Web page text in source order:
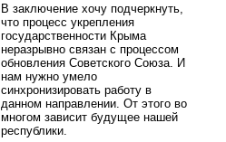
В заключение хочу подчеркнуть,
что процесс укрепления
государственности Крыма
неразрывно связан с процессом
обновления Советского Союза. И
нам нужно умело
синхронизировать работу в
данном направлении. От этого во
многом зависит будущее нашей
республики.